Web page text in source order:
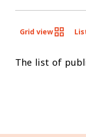
Grid view
The list of